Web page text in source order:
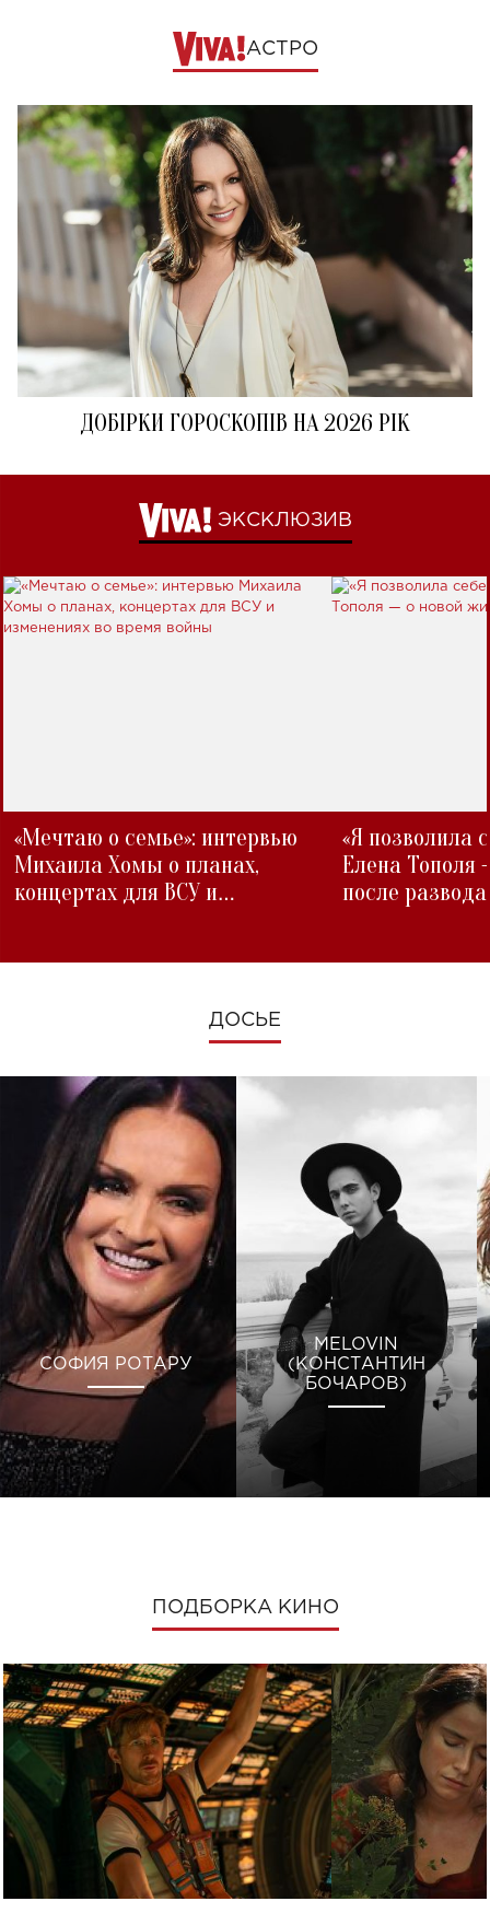
АСТРО
ДОБІРКИ ГОРОСКОПІВ НА 2026 РІК
ЭКСКЛЮЗИВ
«Мечтаю о семье»: интервью
Михаила Хомы о планах,
концертах для ВСУ и
«Я позволила
Елена Тополя
после развода
ДОСЬЕ
СОФИЯ РОТАРУ
MELOVIN
(КОНСТАНТИН
БОЧАРОВ)
ПОДБОРКА КИНО